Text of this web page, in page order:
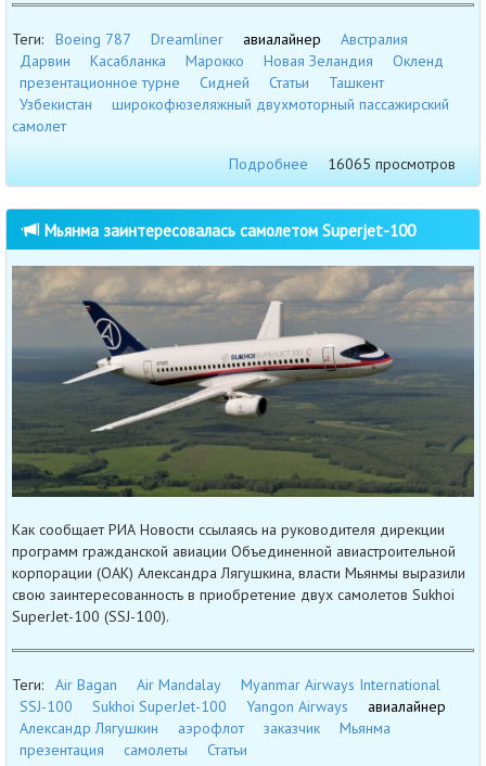
Теги: Boeing 787 Dreamliner авиалайнер
Австралия
Дарвин
Касабланка Марокко Новая Зеландия
Окленд
презентационное турне
Сидней Статьи
Ташкент
Узбекистан
широкофюзеляжный двухмоторный пассажирский
самолет
Подробнее
16065 просмотров
Мьянма заинтересовалась самолетом Superjet-100
Как сообщает РИА Новости ссылаясь на руководителя дирекции
программ гражданской авиации Объединенной авиастроительной
корпорации (ОАК) Александра Лягушкина, власти Мьянмы выразили
свою заинтересованность в приобретение двух самолетов Sukhoi
SuperJet-100 (SSJ-100).
Теги: Air Bagan Air Mandalay
Myanmar Airways International
SSJ-100
Sukhoi SuperJet-100 Yangon Airways
авиалайнер
Александр Лягушкин
аэрофлот заказчик
Мьянма
презентация
самолеты Статьи